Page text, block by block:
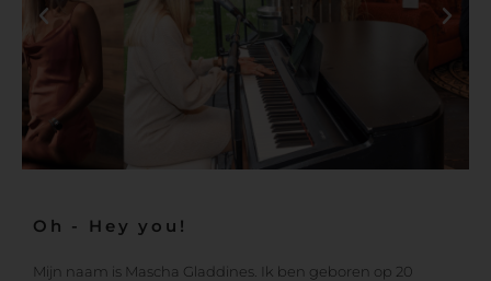
Oh - Hey you!
Mijn naam is Mascha Gladdines. Ik ben geboren op 20